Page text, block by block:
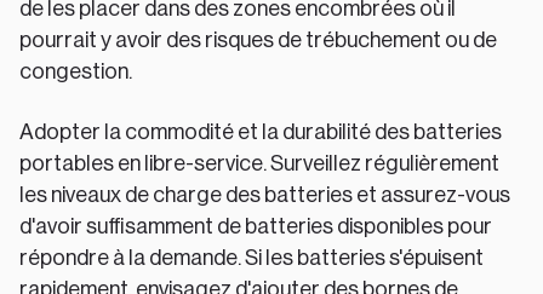
de les placer dans des zones encombrées où il
pourrait y avoir des risques de trébuchement ou de
congestion.
Adopter la commodité et la durabilité des batteries
portables en libre-service. Surveillez régulièrement
les niveaux de charge des batteries et assurez-vous
d'avoir suffisamment de batteries disponibles pour
répondre à la demande. Si les batteries s'épuisent
rapidement, envisagez d'ajouter des bornes de